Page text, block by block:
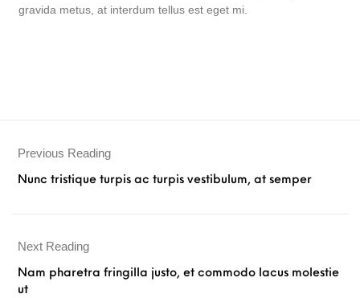
gravida metus, at interdum tellus est eget mi.
Previous Reading
Nunc tristique turpis ac turpis vestibulum, at semper
Next Reading
Nam pharetra fringilla justo, et commodo lacus molestie
ut